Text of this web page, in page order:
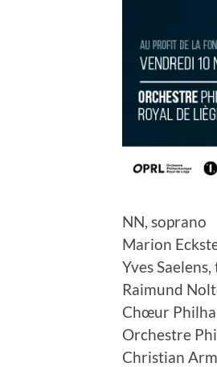
NN, soprano
Marion
Yves
Raimund
Chœur
Orchestre
Christian